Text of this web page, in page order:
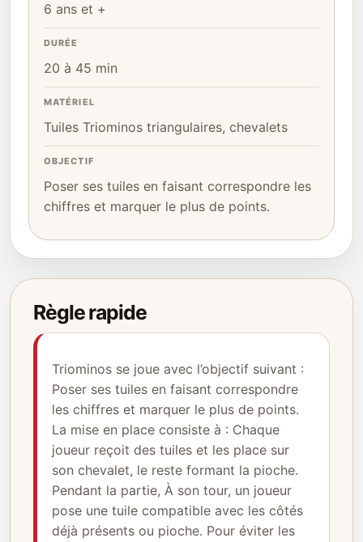
6 ans et +
DURÉE
20 à 45 min
MATÉRIEL
Tuiles Triominos triangulaires, chevalets
OBJECTIF
Poser ses tuiles en faisant correspondre les
chiffres et marquer le plus de points.
Règle rapide
Triominos se joue avec l’objectif suivant :
Poser ses tuiles en faisant correspondre
les chiffres et marquer le plus de points.
La mise en place consiste à : Chaque
joueur reçoit des tuiles et les place sur
son chevalet, le reste formant la pioche.
Pendant la partie, À son tour, un joueur
pose une tuile compatible avec les côtés
déjà présents ou pioche. Pour éviter les